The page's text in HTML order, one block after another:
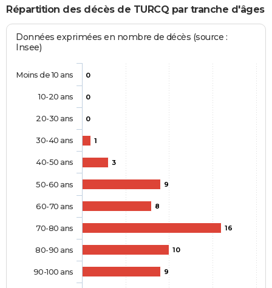
Répartition des décès de TURCQ par tranche d'âges
Données exprimées en nombre de décès (source :
Insee)
0
0
0
1
3
9
8
16
10
9
Moins de 10 ans
10-20 ans
20-30 ans
30-40 ans
40-50 ans
50-60 ans
60-70 ans
70-80 ans
80-90 ans
90-100 ans